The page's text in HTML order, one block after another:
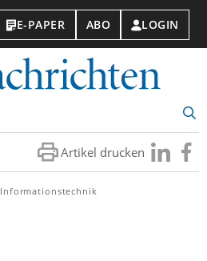
E-PAPER ABO LOGIN
Artikel drucken Besuchen
Sie
Sie
Informationstechnik